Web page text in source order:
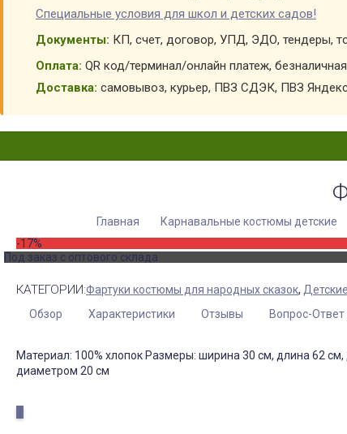
Специальные условия для школ и детских садов!
Документы: КП, счет, договор, УПД, ЭДО, тендеры,
Оплата: QR код/терминал/онлайн платеж,
Доставка: самовывоз, курьер, ПВЗ СДЭК, ПВЗ
Главная Карнавальные костюмы детские
-17%
Под заказ с оптового склада
КАТЕГОРИИ:Фартуки костюмы для народных сказок,
Обзор
Характеристики Отзывы Вопрос-Ответ
Материал: 100% хлопок Размеры: ширина 30 см, длина 62
диаметром 20 см